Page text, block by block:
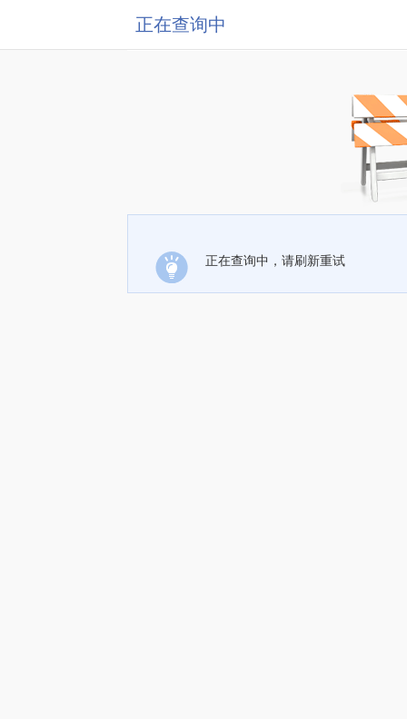
正在查询中
正在查询中，请刷新重试